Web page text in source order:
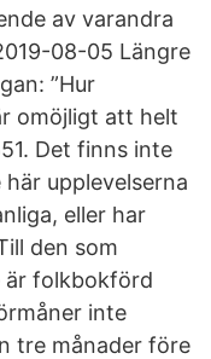
av varandra
08-05 Längre
”Hur
omöjligt att helt
Det finns inte
upplevelserna
eller har
den som
är folkbokförd
inte
tre månader före